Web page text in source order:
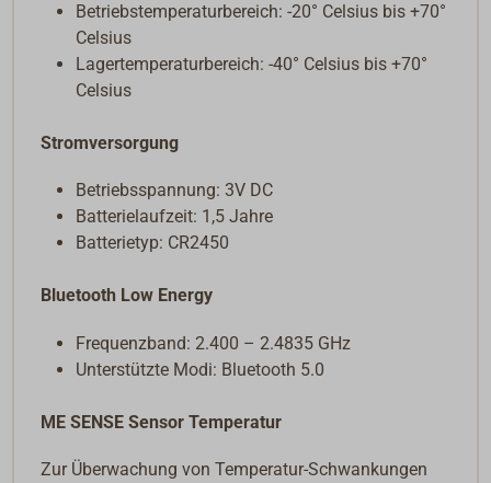
Betriebstemperaturbereich: -20° Celsius bis +70°
Celsius
Lagertemperaturbereich: -40° Celsius bis +70°
Celsius
Stromversorgung
Betriebsspannung: 3V DC
Batterielaufzeit: 1,5 Jahre
Batterietyp: CR2450
Bluetooth Low Energy
Frequenzband: 2.400 – 2.4835 GHz
Unterstützte Modi: Bluetooth 5.0
ME SENSE Sensor Temperatur
Zur Überwachung von Temperatur-Schwankungen